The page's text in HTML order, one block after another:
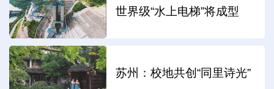
世界级“水上电梯”将成型
苏州：校地共创“同里诗光”